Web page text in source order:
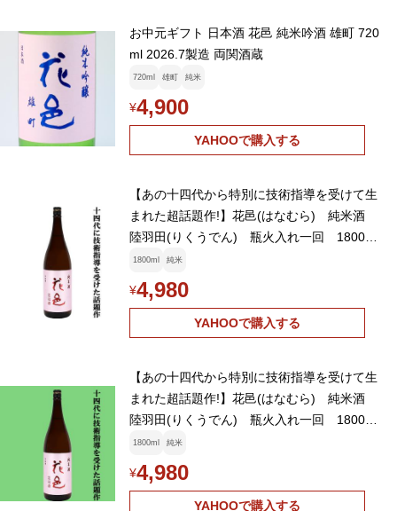
お中元ギフト 日本酒 花邑 純米吟酒 雄町 720
ml 2026.7製造 両関酒蔵
720ml 雄町 純米
¥4,900
YAHOOで購入する
【あの十四代から特別に技術指導を受けて生
まれた超話題作!】花邑(はなむら) 純米酒
陸羽田(りくうでん) 瓶火入れ一回 1800ml
(クール便推奨)(k)
1800ml 純米
¥4,980
YAHOOで購入する
【あの十四代から特別に技術指導を受けて生
まれた超話題作!】花邑(はなむら) 純米酒
陸羽田(りくうでん) 瓶火入れ一回 1800ml
(クール便推奨)(k)
1800ml 純米
¥4,980
YAHOOで購入する